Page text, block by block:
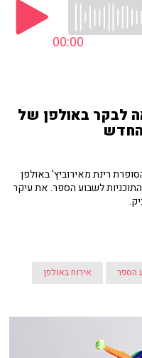
00:00
לבקר באולפן של
החדש
רינת מאירוביץ' באולפן
התוכניות לשבוע הספר. את עיקר
הספר אירוח באולפן